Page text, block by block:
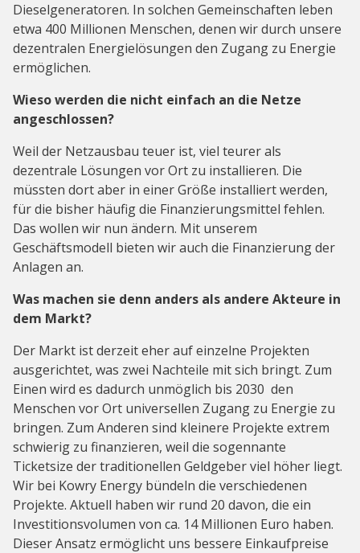
Dieselgeneratoren. In solchen Gemeinschaften leben
etwa 400 Millionen Menschen, denen wir durch unsere
dezentralen Energielösungen den Zugang zu Energie
ermöglichen.
Wieso werden die nicht einfach an die Netze
angeschlossen?
Weil der Netzausbau teuer ist, viel teurer als
dezentrale Lösungen vor Ort zu installieren. Die
müssten dort aber in einer Größe installiert werden,
für die bisher häufig die Finanzierungsmittel fehlen.
Das wollen wir nun ändern. Mit unserem
Geschäftsmodell bieten wir auch die Finanzierung der
Anlagen an.
Was machen sie denn anders als andere Akteure in
dem Markt?
Der Markt ist derzeit eher auf einzelne Projekten
ausgerichtet, was zwei Nachteile mit sich bringt. Zum
Einen wird es dadurch unmöglich bis 2030 den
Menschen vor Ort universellen Zugang zu Energie zu
bringen. Zum Anderen sind kleinere Projekte extrem
schwierig zu finanzieren, weil die sogennante
Ticketsize der traditionellen Geldgeber viel höher liegt.
Wir bei Kowry Energy bündeln die verschiedenen
Projekte. Aktuell haben wir rund 20 davon, die ein
Investitionsvolumen von ca. 14 Millionen Euro haben.
Dieser Ansatz ermöglicht uns bessere Einkaufpreise